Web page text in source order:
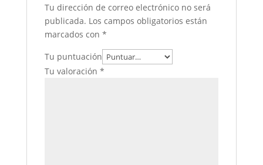
Tu dirección de correo electrónico no será
publicada. Los campos obligatorios están
marcados con *
Tu puntuación
Tu valoración *